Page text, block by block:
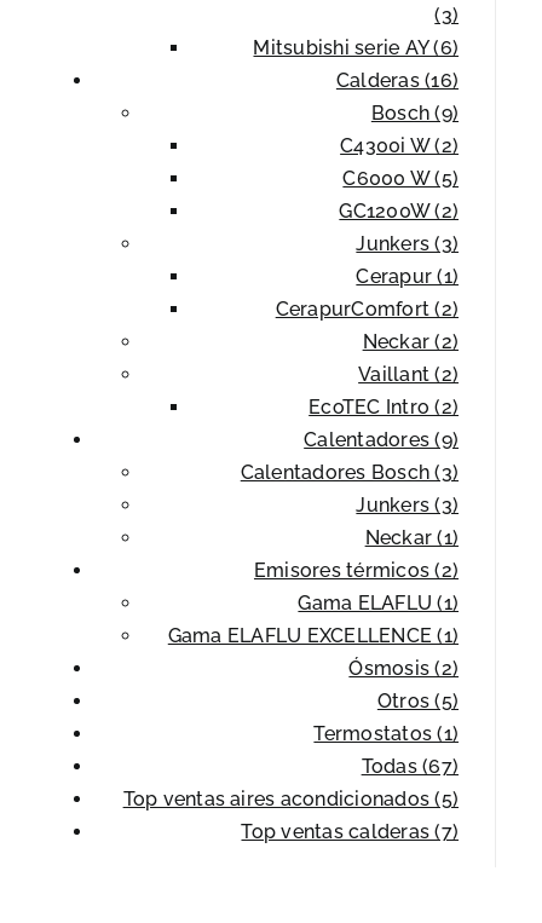
(3)
Mitsubishi serie AY (6)
Calderas (16)
Bosch (9)
C4300i W (2)
C6000 W (5)
GC1200W (2)
Junkers (3)
Cerapur (1)
CerapurComfort (2)
Neckar (2)
Vaillant (2)
EcoTEC Intro (2)
Calentadores (9)
Calentadores Bosch (3)
Junkers (3)
Neckar (1)
Emisores térmicos (2)
Gama ELAFLU (1)
Gama ELAFLU EXCELLENCE (1)
Ósmosis (2)
Otros (5)
Termostatos (1)
Todas (67)
Top ventas aires acondicionados (5)
Top ventas calderas (7)